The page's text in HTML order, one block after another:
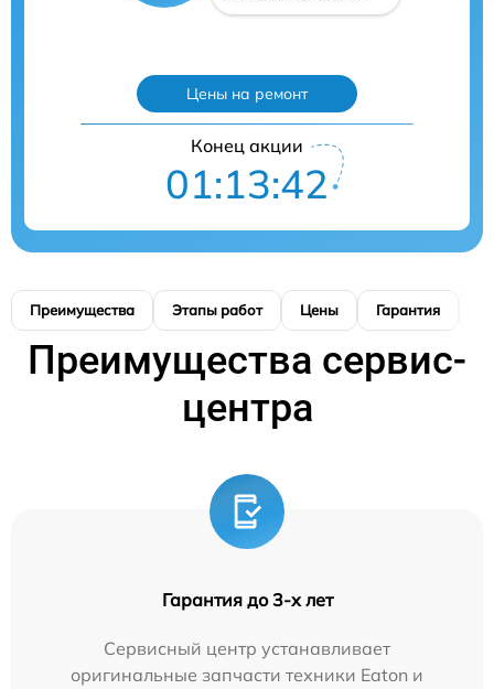
Цены на ремонт
Конец акции
01:13:41
Преимущества Этапы работ Цены Гарантия
Преимущества сервис-
центра
Гарантия до 3-х лет
Сервисный центр устанавливает
оригинальные запчасти техники Eaton и